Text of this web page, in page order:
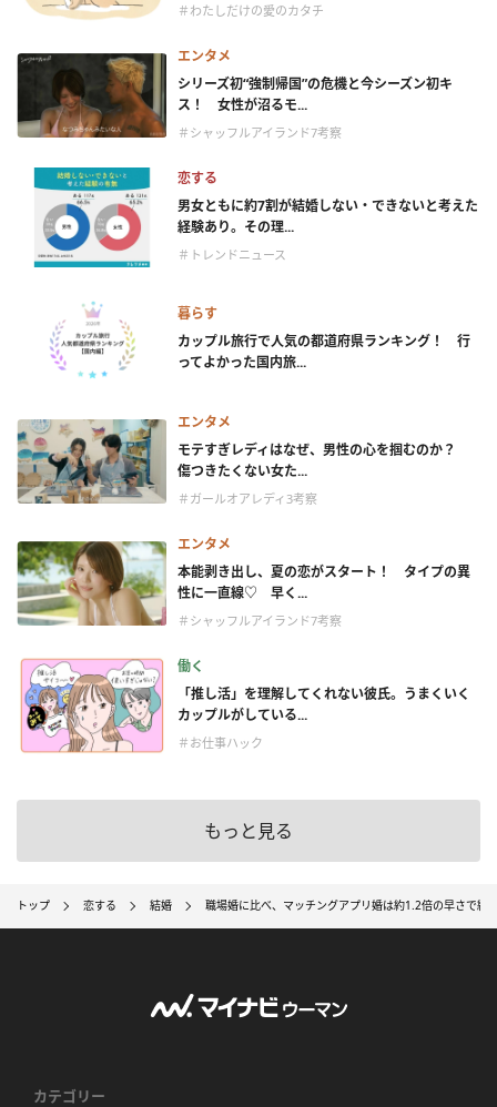
＃わたしだけの愛のカタチ
エンタメ
シリーズ初“強制帰国”の危機と今シーズン初キ
ス！ 女性が沼るモ...
＃シャッフルアイランド7考察
恋する
男女ともに約7割が結婚しない・できないと考えた
経験あり。その理...
＃トレンドニュース
暮らす
カップル旅行で人気の都道府県ランキング！ 行
ってよかった国内旅...
エンタメ
モテすぎレディはなぜ、男性の心を掴むのか？
傷つきたくない女た...
＃ガールオアレディ3考察
エンタメ
本能剥き出し、夏の恋がスタート！ タイプの異
性に一直線♡ 早く...
＃シャッフルアイランド7考察
働く
「推し活」を理解してくれない彼氏。うまくいく
カップルがしている...
＃お仕事ハック
もっと見る
トップ 恋する 結婚 職場婚に比べ、マッチングアプリ婚は約1.2倍の早さで結
カテゴリー